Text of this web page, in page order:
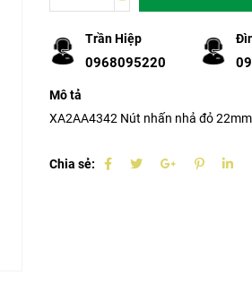
Trần Hiệp
0968095220
Mô tả
XA2AA4342 Nút nhấn nhả đỏ
Chia sẻ: